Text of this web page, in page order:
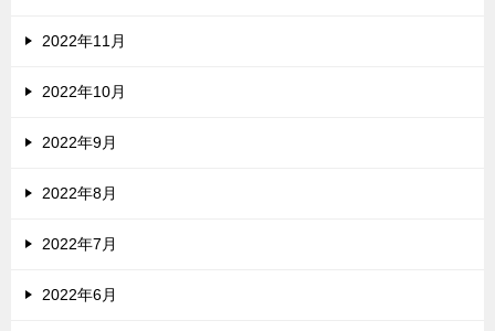
2022年11月
2022年10月
2022年9月
2022年8月
2022年7月
2022年6月